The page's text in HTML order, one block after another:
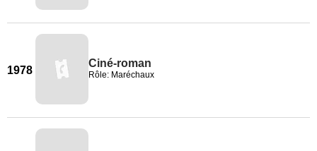
1978
Ciné-roman
Rôle: Maréchaux